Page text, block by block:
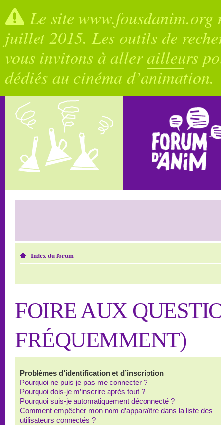
Le site
juillet 2015. Les outils de
vous invitons à allerailleurs
dédiés au cinéma d’animation.
Index du forum
FOIRE AUX
FRÉQUEMMENT)
Problèmes d’identification et d’inscription
Pourquoi ne puis-je pas me connecter ?
Pourquoi dois-je m’inscrire après tout ?
Pourquoi suis-je automatiquement déconnecté ?
Comment empêcher mon nom d’apparaître dans la liste des
utilisateurs connectés ?